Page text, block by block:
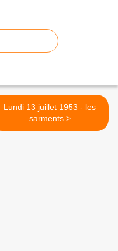
Lundi 13 juillet 1953 - les
sarments >